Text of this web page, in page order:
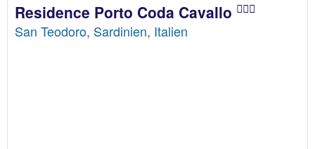
Residence Porto Coda Cavallo
San Teodoro, Sardinien, Italien